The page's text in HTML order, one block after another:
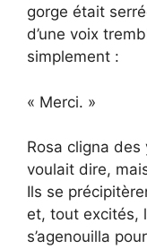
gorge était
d’une voix
simplement :
« Merci. »
Rosa cligna des
voulait dire,
Ils se
et, tout excités,
s’agenouilla